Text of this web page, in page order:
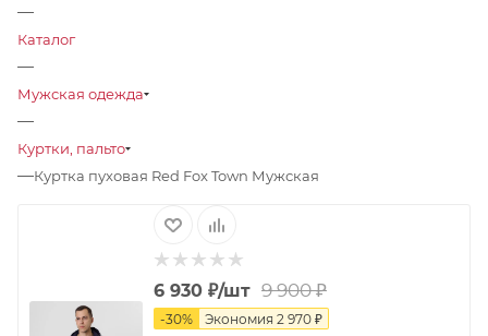
—
Каталог
—
Мужская одежда
—
Куртки, пальто
—Куртка пуховая Red Fox Town Мужская
6 930 ₽/шт 9 900₽
-30% Экономия 2 970 ₽